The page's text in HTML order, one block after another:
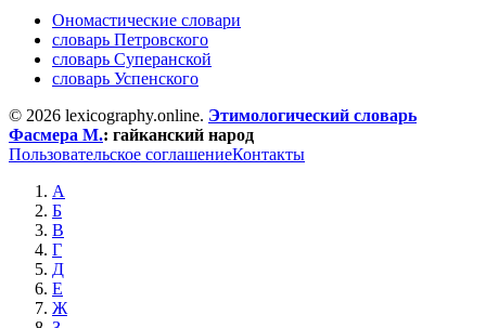
Ономастические словари
словарь Петровского
словарь Суперанской
словарь Успенского
© 2026 lexicography.online. Этимологический словарь
Фасмера М.: гайканский народ
Пользовательское соглашениеКонтакты
А
Б
В
Г
Д
Е
Ж